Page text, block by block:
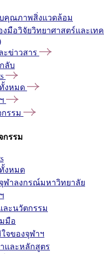
คุณภาพสิ่งแวดล้อม
งมือวิจัยวิทยาศาสตร์และเท
ะข่าวสาร
ลับ
งหมด
รรม
กรรม
งหมด
ฬาลงกรณ์มหาวิทยาลัย
ละนวัตกรรม
มือ
จของจุฬาฯ
และหลักสูตร